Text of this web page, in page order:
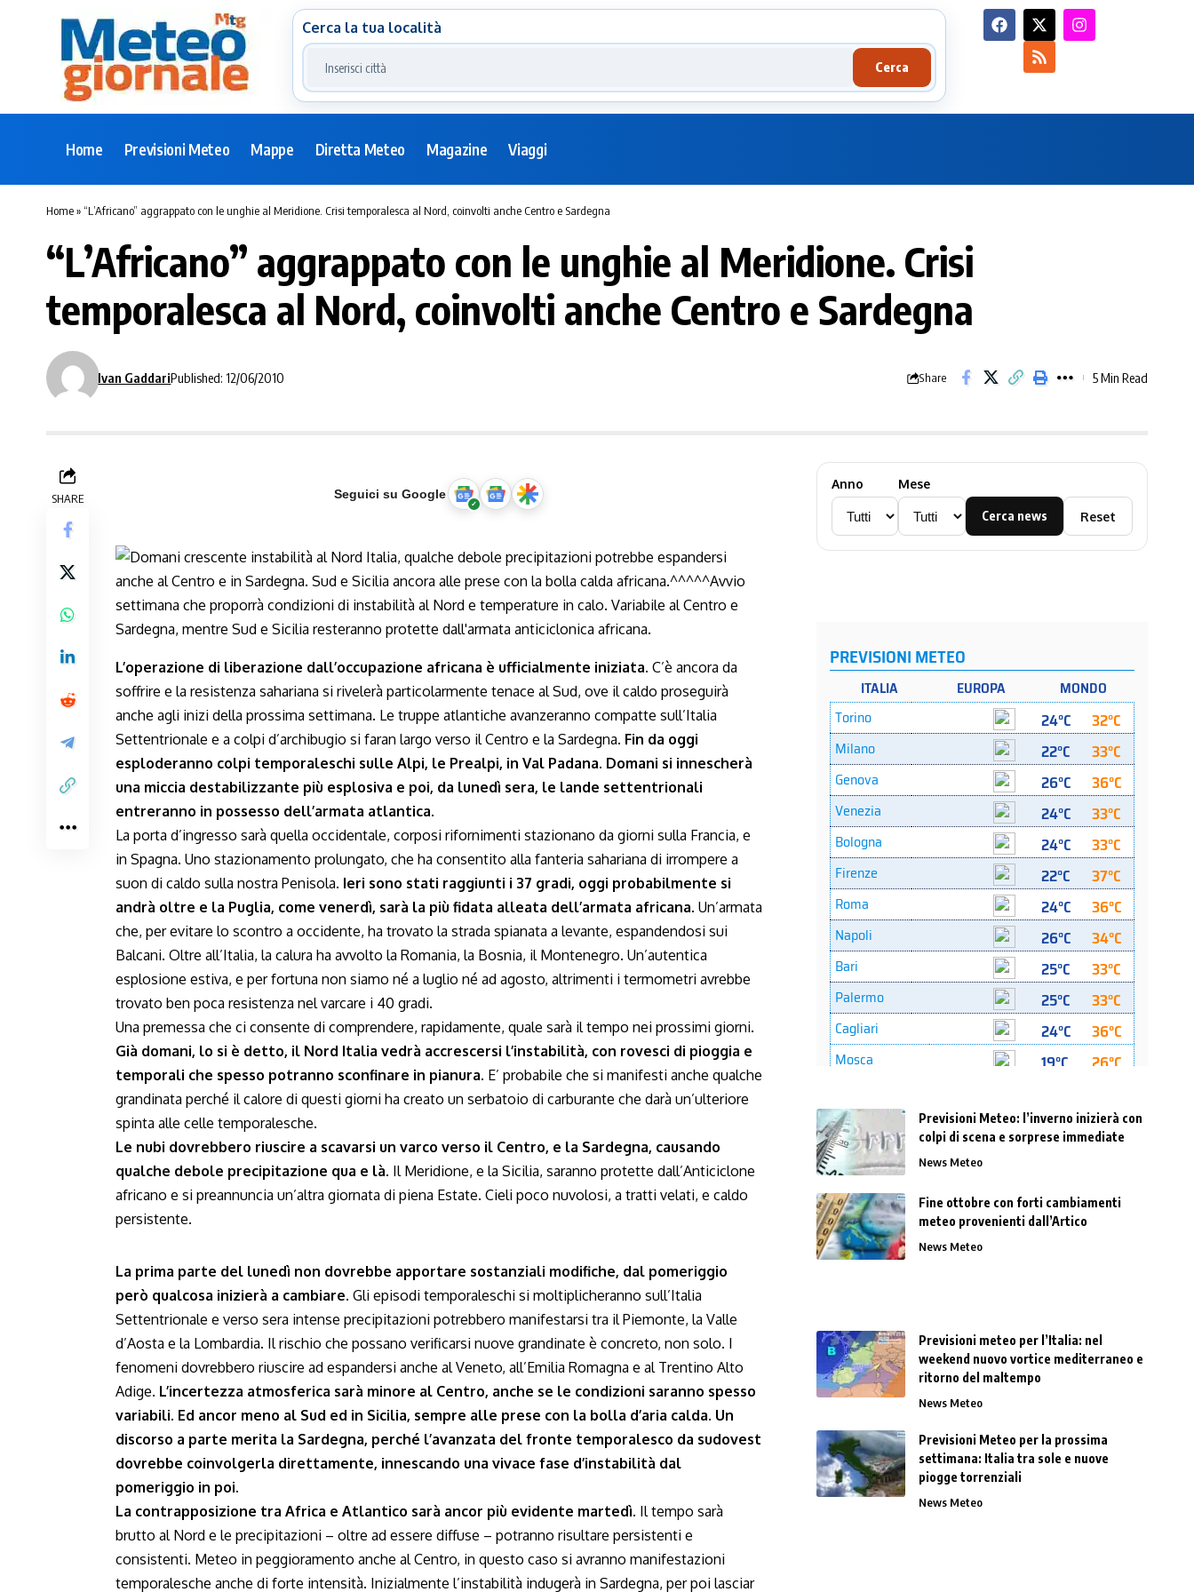
Cerca la tua località
Cerca
Home Previsioni Meteo Mappe Diretta Meteo Magazine Viaggi
Home» “L’Africano” aggrappato con le unghie al Meridione. Crisi temporalesca al Nord, coinvolti anche Centro e Sardegna
“L’Africano” aggrappato con le unghie al Meridione. Crisi
temporalesca al Nord, coinvolti anche Centro e Sardegna
Ivan GaddariPublished: 12/06/2010 Share 5 Min Read
SHARE Seguici su Google
L’operazione di liberazione dall’occupazione africana è ufficialmente iniziata. C’è ancora da
soffrire e la resistenza sahariana si rivelerà particolarmente tenace al Sud, ove il caldo proseguirà
anche agli inizi della prossima settimana. Le truppe atlantiche avanzeranno compatte sull’Italia
Settentrionale e a colpi d’archibugio si faran largo verso il Centro e la Sardegna. Fin da oggi
esploderanno colpi temporaleschi sulle Alpi, le Prealpi, in Val Padana. Domani si innescherà
una miccia destabilizzante più esplosiva e poi, da lunedì sera, le lande settentrionali
entreranno in possesso dell’armata atlantica.
La porta d’ingresso sarà quella occidentale, corposi rifornimenti stazionano da giorni sulla Francia, e
in Spagna. Uno stazionamento prolungato, che ha consentito alla fanteria sahariana di irrompere a
suon di caldo sulla nostra Penisola. Ieri sono stati raggiunti i 37 gradi, oggi probabilmente si
andrà oltre e la Puglia, come venerdì, sarà la più fidata alleata dell’armata africana. Un’armata
che, per evitare lo scontro a occidente, ha trovato la strada spianata a levante, espandendosi sui
Balcani. Oltre all’Italia, la calura ha avvolto la Romania, la Bosnia, il Montenegro. Un’autentica
esplosione estiva, e per fortuna non siamo né a luglio né ad agosto, altrimenti i termometri avrebbe
trovato ben poca resistenza nel varcare i 40 gradi.
Una premessa che ci consente di comprendere, rapidamente, quale sarà il tempo nei prossimi giorni.
Già domani, lo si è detto, il Nord Italia vedrà accrescersi l’instabilità, con rovesci di pioggia e
temporali che spesso potranno sconfinare in pianura. E’ probabile che si manifesti anche qualche
grandinata perché il calore di questi giorni ha creato un serbatoio di carburante che darà un’ulteriore
spinta alle celle temporalesche.
Le nubi dovrebbero riuscire a scavarsi un varco verso il Centro, e la Sardegna, causando
qualche debole precipitazione qua e là. Il Meridione, e la Sicilia, saranno protette dall’Anticiclone
africano e si preannuncia un’altra giornata di piena Estate. Cieli poco nuvolosi, a tratti velati, e caldo
persistente.
La prima parte del lunedì non dovrebbe apportare sostanziali modifiche, dal pomeriggio
però qualcosa inizierà a cambiare. Gli episodi temporaleschi si moltiplicheranno sull’Italia
Settentrionale e verso sera intense precipitazioni potrebbero manifestarsi tra il Piemonte, la Valle
d’Aosta e la Lombardia. Il rischio che possano verificarsi nuove grandinate è concreto, non solo. I
fenomeni dovrebbero riuscire ad espandersi anche al Veneto, all’Emilia Romagna e al Trentino Alto
Adige. L’incertezza atmosferica sarà minore al Centro, anche se le condizioni saranno spesso
variabili. Ed ancor meno al Sud ed in Sicilia, sempre alle prese con la bolla d’aria calda. Un
discorso a parte merita la Sardegna, perché l’avanzata del fronte temporalesco da sudovest
dovrebbe coinvolgerla direttamente, innescando una vivace fase d’instabilità dal
pomeriggio in poi.
La contrapposizione tra Africa e Atlantico sarà ancor più evidente martedì. Il tempo sarà
brutto al Nord e le precipitazioni – oltre ad essere diffuse – potranno risultare persistenti e
consistenti. Meteo in peggioramento anche al Centro, in questo caso si avranno manifestazioni
temporalesche anche di forte intensità. Inizialmente l’instabilità indugerà in Sardegna, per poi lasciar
Anno Mese
Cerca news Reset
Previsioni Meteo: l’inverno inizierà con
colpi di scena e sorprese immediate
News Meteo
Fine ottobre con forti cambiamenti
meteo provenienti dall’Artico
News Meteo
Previsioni meteo per l’Italia: nel
weekend nuovo vortice mediterraneo e
ritorno del maltempo
News Meteo
Previsioni Meteo per la prossima
settimana: Italia tra sole e nuove
piogge torrenziali
News Meteo